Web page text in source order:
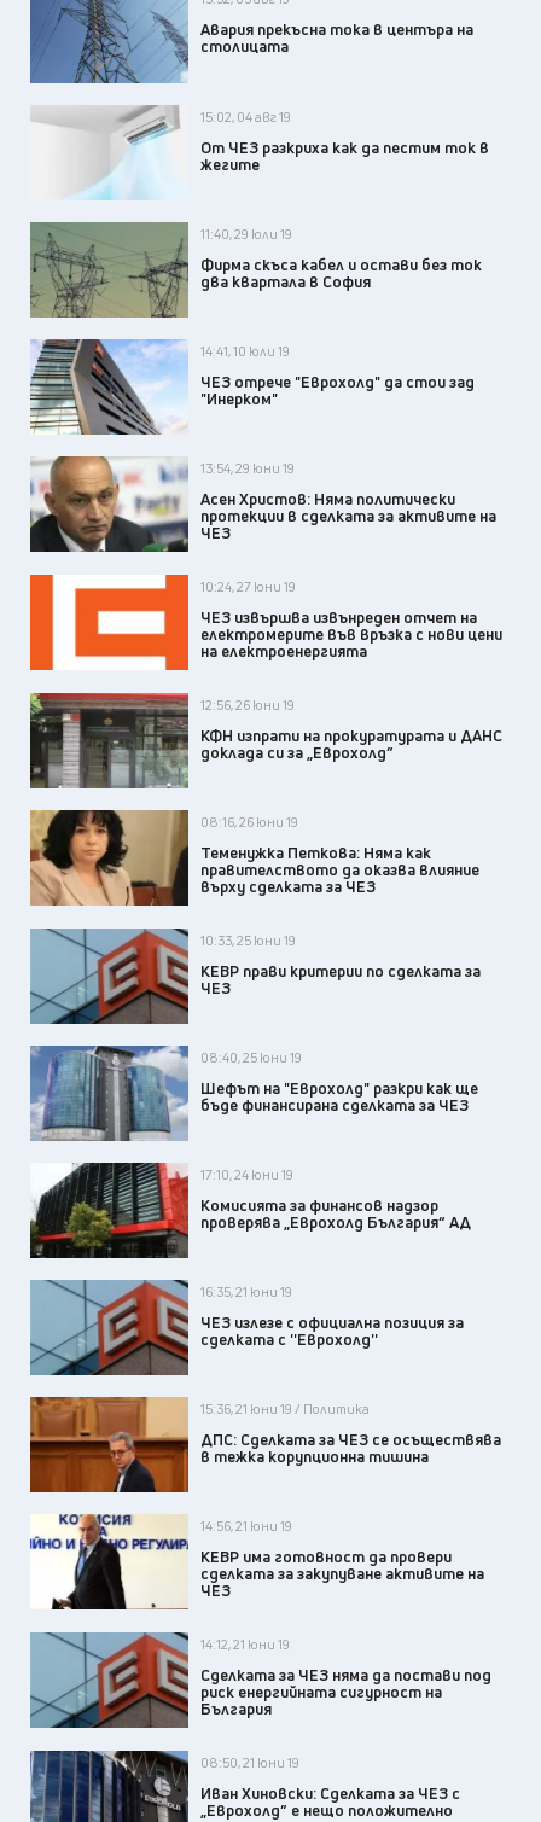
Авария прекъсна тока в центъра на
столицата
15:02, 04 авг 19
От ЧЕЗ разкриха как да пестим ток в
жегите
11:40, 29 юли 19
Фирма скъса кабел и остави без ток
два квартала в София
14:41, 10 юли 19
ЧЕЗ отрече "Еврохолд" да стои зад
"Инерком"
13:54, 29 юни 19
Асен Христов: Няма политически
протекции в сделката за активите на
ЧЕЗ
10:24, 27 юни 19
ЧЕЗ извършва извънреден отчет на
електромерите във връзка с нови цени
на електроенергията
12:56, 26 юни 19
КФН изпрати на прокуратурата и ДАНС
доклада си за „Еврохолд”
08:16, 26 юни 19
Теменужка Петкова: Няма как
правителството да оказва влияние
върху сделката за ЧЕЗ
10:33, 25 юни 19
КЕВР прави критерии по сделката за
ЧЕЗ
08:40, 25 юни 19
Шефът на "Еврохолд" разкри как ще
бъде финансирана сделката за ЧЕЗ
17:10, 24 юни 19
Комисията за финансов надзор
проверява „Еврохолд България“ АД
16:35, 21 юни 19
ЧЕЗ излезе с официална позиция за
сделката с ''Еврохолд''
15:36, 21 юни 19 / Политика
ДПС: Сделката за ЧЕЗ се осъществява
в тежка корупционна тишина
14:56, 21 юни 19
КЕВР има готовност да провери
сделката за закупуване активите на
ЧЕЗ
14:12, 21 юни 19
Сделката за ЧЕЗ няма да постави под
риск енергийната сигурност на
България
08:50, 21 юни 19
Иван Хиновски: Сделката за ЧЕЗ с
„Еврохолд” е нещо положително